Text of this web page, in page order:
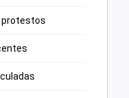
protestos